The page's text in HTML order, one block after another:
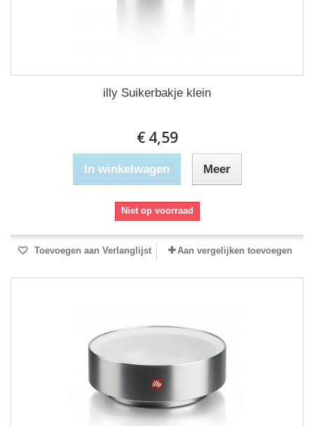
illy Suikerbakje klein
€ 4,59
In winkelwagen Meer
Niet op voorraad
Toevoegen aan Verlanglijst Aan vergelijken toevoegen